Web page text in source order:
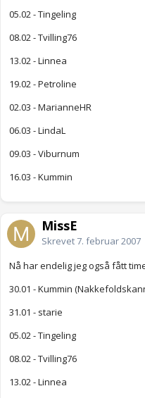
05.02 - Tingeling
08.02 - Tvilling76
13.02 - Linnea
19.02 - Petroline
02.03 - MarianneHR
06.03 - LindaL
09.03 - Viburnum
16.03 - Kummin
MissE
Skrevet7. februar 2007
Nå har endelig jeg også fått
30.01 - Kummin
31.01 - starie
05.02 - Tingeling
08.02 - Tvilling76
13.02 - Linnea